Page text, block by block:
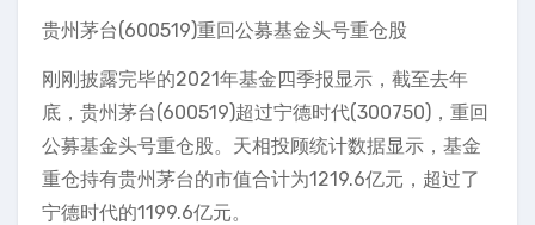
贵州茅台(600519)重回公募基金头号重仓股
刚刚披露完毕的2021年基金四季报显示，截至去年
底，贵州茅台(600519)超过宁德时代(300750)，重回
公募基金头号重仓股。天相投顾统计数据显示，基金
重仓持有贵州茅台的市值合计为1219.6亿元，超过了
宁德时代的1199.6亿元。